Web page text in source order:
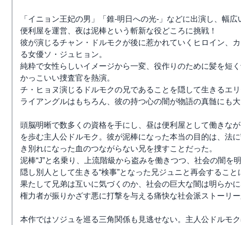
「イニョン王妃の男」「錐-明日への光-」などに出演し、幅
便利屋を運営、夜は泥棒という斬新な役どころに挑戦！
彼が演じるチャン・ドルモクが後に惹かれていくヒロイン、
る女優ソ・ジュヒョン。
純粋で女性らしいイメージから一変、役作りのために髪を短
かっこいい捜査官を熱演。
チ・ヒョヌ演じるドルモクの兄であることを隠して生きるエ
ライアングルはもちろん、彼の持つ心の闇が物語の真髄にも
頭脳明晰で数多くの資格を手にし、昼は便利屋として働きな
を歩む主人公ドルモク。彼が泥棒になった本当の目的は、法
き別れになった血のつながらない兄を捜すことだった。
泥棒“J”と名乗り、上流階級から盗みを働きつつ、社会の闇を
隠し別人として生きる“検事”となった兄ジュニと再会すること
果たして兄弟は互いに気づくのか、社会の巨大な闇は明らかに
権力者が振りかざす悪に打撃を与える痛快な社会派ストーリー
本作ではソジュを巡る三角関係も見逃せない。主人公ドルモ